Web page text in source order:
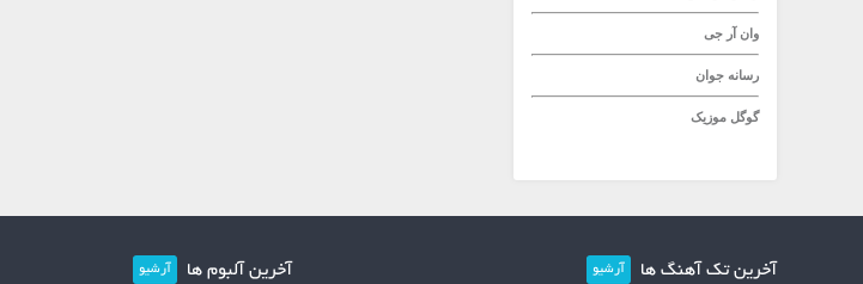
وان آر جی
رسانه جوان
گوگل موزیک
آخرین تک آهنگ ها آرشیو آخرین آلبوم ها آرشیو